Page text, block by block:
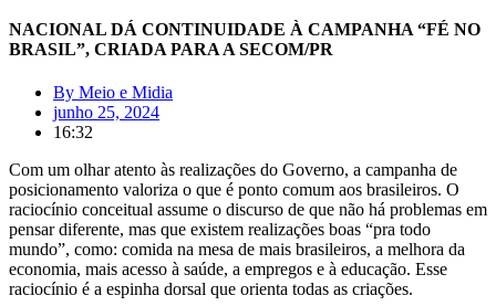
NACIONAL DÁ CONTINUIDADE À CAMPANHA “FÉ NO
BRASIL”, CRIADA PARA A SECOM/PR
By Meio e Midia
junho 25, 2024
16:32
Com um olhar atento às realizações do Governo, a campanha de
posicionamento valoriza o que é ponto comum aos brasileiros. O
raciocínio conceitual assume o discurso de que não há problemas em
pensar diferente, mas que existem realizações boas “pra todo
mundo”, como: comida na mesa de mais brasileiros, a melhora da
economia, mais acesso à saúde, a empregos e à educação. Esse
raciocínio é a espinha dorsal que orienta todas as criações.